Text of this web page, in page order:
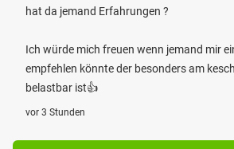
hat da jemand Erfahrungen ?
Ich würde mich freuen wenn jemand mir
empfehlen könnte der besonders am
belastbar ist👍
vor 3 Stunden